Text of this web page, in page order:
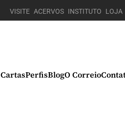
VISITE ACERVOS INSTITUTO LOJA
CartasPerfisBlogO Correio